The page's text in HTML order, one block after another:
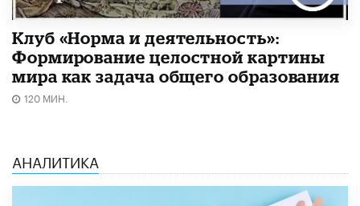
Клуб «Норма и деятельность»:
Формирование целостной картины
мира как задача общего образования
120 МИН.
АНАЛИТИКА